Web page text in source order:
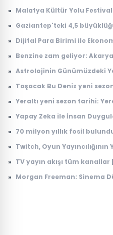
» Malatya Kültür Yolu
» Gaziantep'teki 4,5
» Dijital Para Birimi ile
» Benzine zam geliyor:
» Astrolojinin Günümüzdeki
» Taşacak Bu Deniz yeni
» Yeraltı yeni sezon tarihi:
» Yapay Zeka ile İnsan
» 70 milyon yıllık fosil
» Twitch, Oyun
» TV yayın akışı tüm
» Morgan Freeman: Sinema